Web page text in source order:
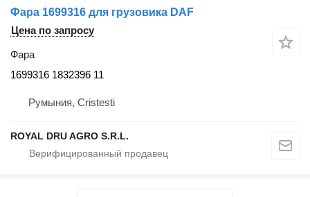
Фара 1699316 для грузовика DAF
Цена по запросу
Фара
1699316 1832396 11
Румыния, Cristesti
ROYAL DRU AGRO S.R.L.